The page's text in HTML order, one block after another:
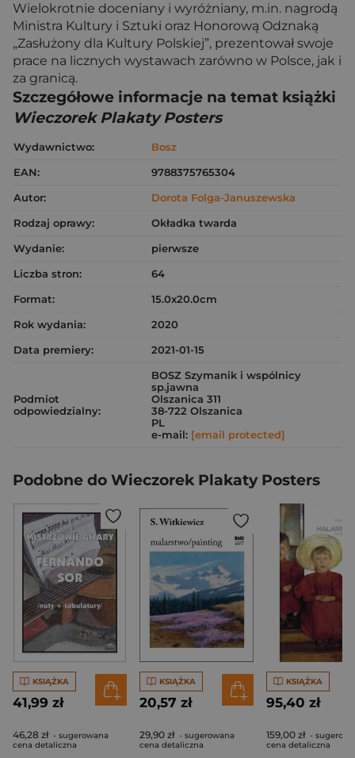
Wielokrotnie doceniany i wyróżniany, m.in. nagrodą
Ministra Kultury i Sztuki oraz Honorową Odznaką
„Zasłużony dla Kultury Polskiej”, prezentował swoje
prace na licznych wystawach zarówno w Polsce, jak i
za granicą.
Szczegółowe informacje na temat książki
Wieczorek Plakaty Posters
Wydawnictwo:
Bosz
EAN:
9788375765304
Autor:
Dorota Folga-Januszewska
Rodzaj oprawy:
Okładka twarda
Wydanie:
pierwsze
Liczba stron:
64
Format:
15.0x20.0cm
Rok wydania:
2020
Data premiery:
2021-01-15
Podmiot
odpowiedzialny:
BOSZ Szymanik i wspólnicy
sp.jawna
Olszanica 311
38-722 Olszanica
PL
e-mail: [email protected]
Podobne do Wieczorek Plakaty Posters
KSIĄŻKA
41,99 zł
46,28 zł - sugerowana
cena detaliczna
KSIĄŻKA
20,57 zł
29,90 zł - sugerowana
cena detaliczna
KSIĄŻKA
95,40 zł
159,00 zł -
cena detaliczna